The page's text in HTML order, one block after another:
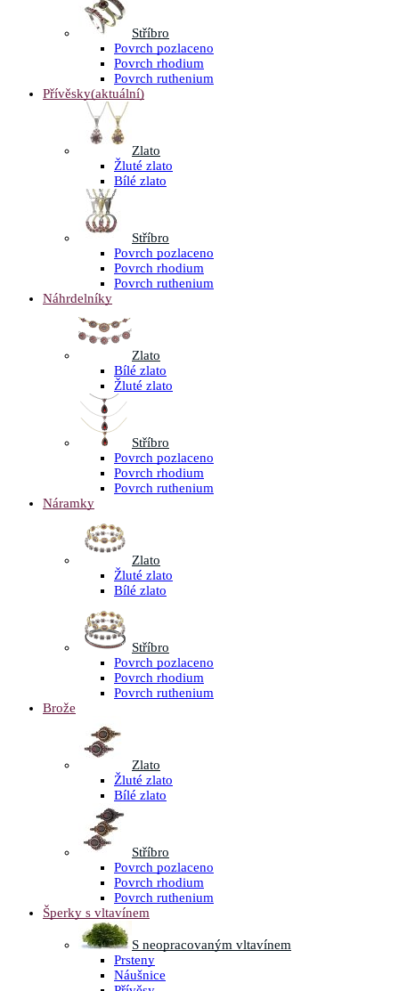
Stříbro
Povrch pozlaceno
Povrch rhodium
Povrch ruthenium
Přívěsky(aktuální)
Zlato
Žluté zlato
Bílé zlato
Stříbro
Povrch pozlaceno
Povrch rhodium
Povrch ruthenium
Náhrdelníky
Zlato
Bílé zlato
Žluté zlato
Stříbro
Povrch pozlaceno
Povrch rhodium
Povrch ruthenium
Náramky
Zlato
Žluté zlato
Bílé zlato
Stříbro
Povrch pozlaceno
Povrch rhodium
Povrch ruthenium
Brože
Zlato
Žluté zlato
Bílé zlato
Stříbro
Povrch pozlaceno
Povrch rhodium
Povrch ruthenium
Šperky s vltavínem
S neopracovaným vltavínem
Prsteny
Náušnice